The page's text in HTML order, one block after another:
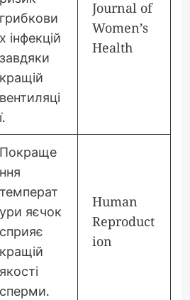
грибкови
х інфекцій
завдяки
кращій
вентиляці
Journal of
Women’s
Health
Покраще
ння
температ
ури яєчок
сприяє
кращій
якості
сперми.
Human
Reproduct
ion